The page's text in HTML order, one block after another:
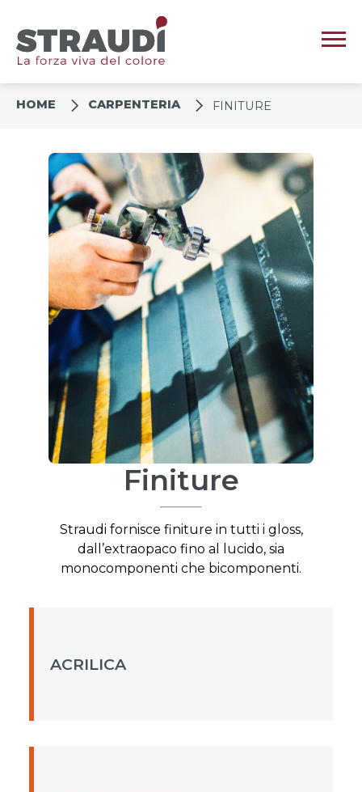
HOME CARPENTERIA FINITURE
Finiture
Straudi fornisce finiture in tutti i gloss,
dall’extraopaco fino al lucido, sia
monocomponenti che bicomponenti.
ACRILICA